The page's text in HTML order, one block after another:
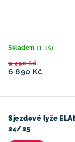
Skladem (1 ks)
6 890 Kč
9 990 Kč
Sjezdové lyže
24/25